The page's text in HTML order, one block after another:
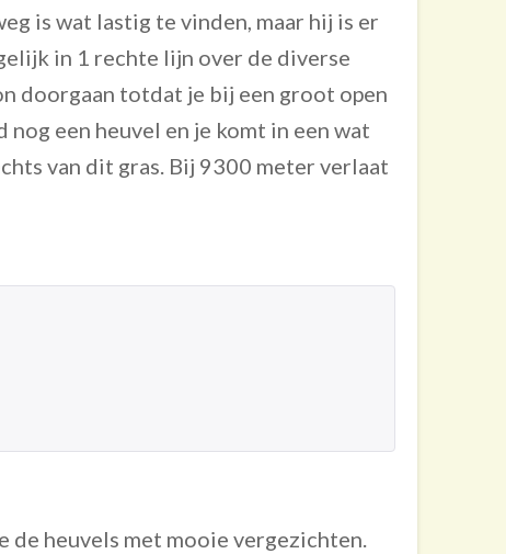
is wat lastig te vinden, maar hij is er
in 1 rechte lijn over de diverse
doorgaan totdat je bij een groot open
een heuvel en je komt in een wat
van dit gras. Bij 9300 meter verlaat
de heuvels met mooie vergezichten.